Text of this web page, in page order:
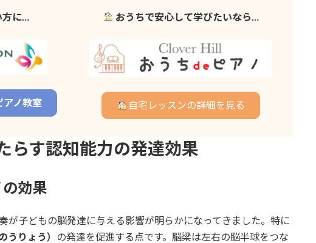
に…
ノ教室
おうちで安心して学びたいなら…
自宅レッスンの詳細を見る
らす認知能力の発達効果
効果
が子どもの脳発達に与える影響が明らかになってきました。特に
うりょう） の発達を促進する点です。脳梁は左右の脳半球をつな